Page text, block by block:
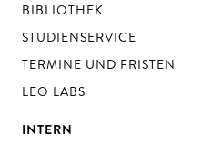
BIBLIOTHEK
STUDIENSERVICE
TERMINE UND FRISTEN
LEO LABS
INTERN